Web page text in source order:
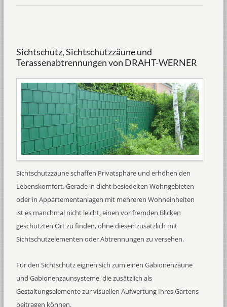
Sichtschutz, Sichtschutzzäune und
Terassenabtrennungen von DRAHT-WERNER
Sichtschutzzäune schaffen Privatsphäre und erhöhen den
Lebenskomfort. Gerade in dicht besiedelten Wohngebieten
oder in Appartementanlagen mit mehreren Wohneinheiten
ist es manchmal nicht leicht, einen vor fremden Blicken
geschützten Ort zu finden, ohne diesen zusätzlich mit
Sichtschutzelementen oder Abtrennungen zu versehen.
Für den Sichtschutz eignen sich zum einen Gabionenzäune
und Gabionenzaunsysteme, die zusätzlich als
Gestaltungselemente zur visuellen Aufwertung Ihres Gartens
beitragen können.